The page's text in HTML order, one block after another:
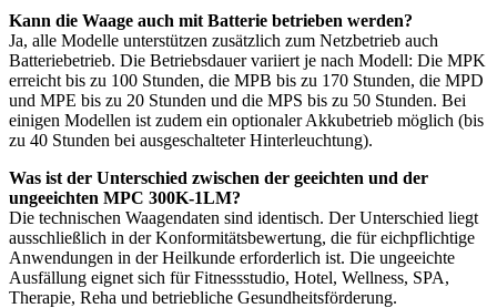
Kann die Waage auch mit Batterie betrieben werden?
Ja, alle Modelle unterstützen zusätzlich zum Netzbetrieb auch
Batteriebetrieb. Die Betriebsdauer variiert je nach Modell: Die MPK
erreicht bis zu 100 Stunden, die MPB bis zu 170 Stunden, die MPD
und MPE bis zu 20 Stunden und die MPS bis zu 50 Stunden. Bei
einigen Modellen ist zudem ein optionaler Akkubetrieb möglich (bis
zu 40 Stunden bei ausgeschalteter Hinterleuchtung).
Was ist der Unterschied zwischen der geeichten und der
ungeeichten MPC 300K-1LM?
Die technischen Waagendaten sind identisch. Der Unterschied liegt
ausschließlich in der Konformitätsbewertung, die für eichpflichtige
Anwendungen in der Heilkunde erforderlich ist. Die ungeeichte
Ausfällung eignet sich für Fitnessstudio, Hotel, Wellness, SPA,
Therapie, Reha und betriebliche Gesundheitsförderung.